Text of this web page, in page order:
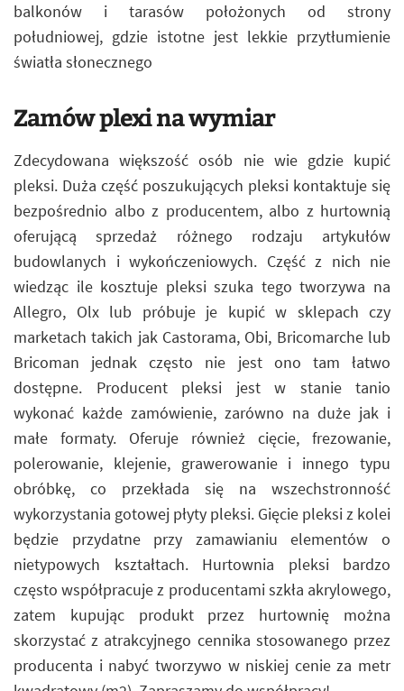
balkonów i tarasów położonych od strony
południowej, gdzie istotne jest lekkie przytłumienie
światła słonecznego
Zamów plexi na wymiar
Zdecydowana większość osób nie wie gdzie kupić
pleksi. Duża część poszukujących pleksi kontaktuje się
bezpośrednio albo z producentem, albo z hurtownią
oferującą sprzedaż różnego rodzaju artykułów
budowlanych i wykończeniowych. Część z nich nie
wiedząc ile kosztuje pleksi szuka tego tworzywa na
Allegro, Olx lub próbuje je kupić w sklepach czy
marketach takich jak Castorama, Obi, Bricomarche lub
Bricoman jednak często nie jest ono tam łatwo
dostępne. Producent pleksi jest w stanie tanio
wykonać każde zamówienie, zarówno na duże jak i
małe formaty. Oferuje również cięcie, frezowanie,
polerowanie, klejenie, grawerowanie i innego typu
obróbkę, co przekłada się na wszechstronność
wykorzystania gotowej płyty pleksi. Gięcie pleksi z kolei
będzie przydatne przy zamawianiu elementów o
nietypowych kształtach. Hurtownia pleksi bardzo
często współpracuje z producentami szkła akrylowego,
zatem kupując produkt przez hurtownię można
skorzystać z atrakcyjnego cennika stosowanego przez
producenta i nabyć tworzywo w niskiej cenie za metr